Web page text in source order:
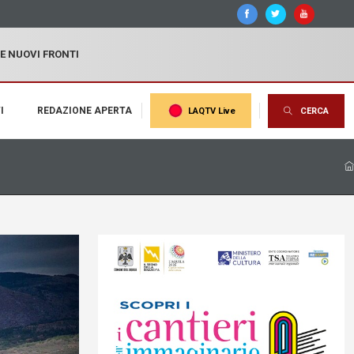
NUOVI FRONTI
REDAZIONE APERTA LAQTV Live CERCA